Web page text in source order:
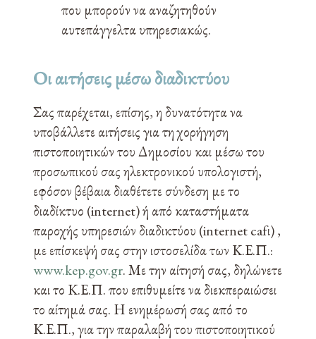
που μπορούν να αναζητηθούν
αυτεπάγγελτα υπηρεσιακώς.
Οι αιτήσεις μέσω διαδικτύου
Σας παρέχεται, επίσης, η δυνατότητα να
υποβάλλετε αιτήσεις για τη χορήγηση
πιστοποιητικών του Δημοσίου και μέσω του
προσωπικού σας ηλεκτρονικού υπολογιστή,
εφόσον βέβαια διαθέτετε σύνδεση με το
διαδίκτυο (internet) ή από καταστήματα
παροχής υπηρεσιών διαδικτύου (internet cafι) ,
με επίσκεψή σας στην ιστοσελίδα των Κ.Ε.Π.:
www.kep.gov.gr. Με την αίτησή σας, δηλώνετε
και το Κ.Ε.Π. που επιθυμείτε να διεκπεραιώσει
το αίτημά σας. Η ενημέρωσή σας από το
Κ.Ε.Π., για την παραλαβή του πιστοποιητικού